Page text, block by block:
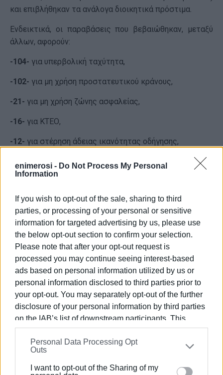
enimerosi - Do Not Process My Personal
Information
If you wish to opt-out of the sale, sharing to third
parties, or processing of your personal or sensitive
information for targeted advertising by us, please use
the below opt-out section to confirm your selection.
Please note that after your opt-out request is
processed you may continue seeing interest-based
ads based on personal information utilized by us or
personal information disclosed to third parties prior to
your opt-out. You may separately opt-out of the further
disclosure of your personal information by third parties
on the IAB’s list of downstream participants. This
information may also be disclosed by us to third parties
on theIAB’s List of Downstream Participants
that may
further disclose it to other third parties.
Please note that this website/app uses one or more
Personal Data Processing Opt
Outs
I want to opt-out of the Sharing of my
και επιβλήθηκαν τα ανάλογα διοικητικά πρόστιμα.
Ενδεικτικά, οι παραβάσεις που βεβαιώθηκαν, μεταξύ
άλλων, αφορούν:
-104- για υπερβολική ταχύτητα,
-102- για μη χρήση προστατευτικού κράνους,
-21- για μη χρήση ζώνης ασφαλείας,
-16- για ΚΤΕΟ,
-12- για στέρηση άδειας ικανότητας οδήγησης,
για χρήση τηλεφώνου κατά την οδήγηση,
-6- για οδήγηση υπό την επήρεια μέθης,
-6-για κίνηση στο αντίθετο ρεύμα κυκλοφορίας,
για παραβίαση σηματοδότη και
-316-άλλες παραβάσεις.
Οι έλεγχοι θα είναι συνεχείς με σκοπό τη μείωση των
τροχαίων ατυχημάτων και τη βελτίωση της ποιότητας
ζωής των πολιτών.
ΦΩΤΟ@caranddriver.gr
Εμφανίσεις: 1312